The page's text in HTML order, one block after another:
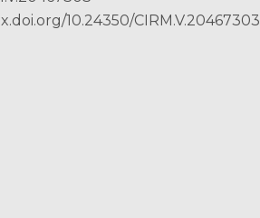
10.24350/CIRM.V.20467303